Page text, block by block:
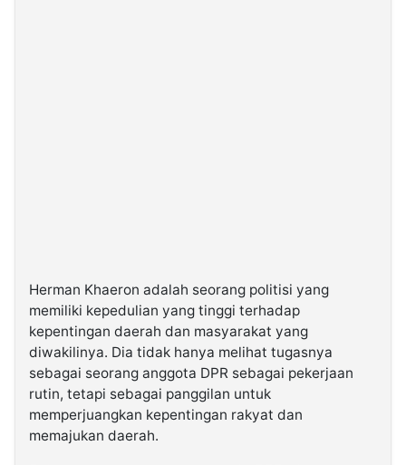
Herman Khaeron adalah seorang politisi yang
memiliki kepedulian yang tinggi terhadap
kepentingan daerah dan masyarakat yang
diwakilinya. Dia tidak hanya melihat tugasnya
sebagai seorang anggota DPR sebagai pekerjaan
rutin, tetapi sebagai panggilan untuk
memperjuangkan kepentingan rakyat dan
memajukan daerah.